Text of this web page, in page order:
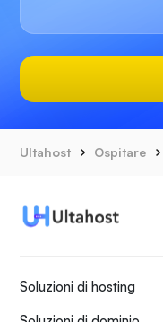
Ultahost Ospitare
Soluzioni di hosting